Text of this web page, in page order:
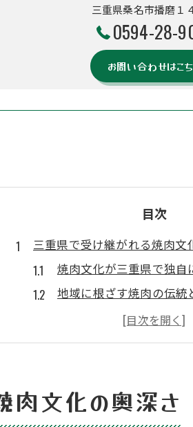
三重県桑名市播磨１
0594-28-
お問い合わせはこ
目次
三重県で受け継がれる焼肉文
焼肉文化が三重県で独自
地域に根ざす焼肉の伝統
焼肉が食卓にもたらす深
焼肉の技法が三重県民に
焼肉が紡ぐ三重県の歴史と人
焼肉が地域の絆を深める
肉文化の奥深さ